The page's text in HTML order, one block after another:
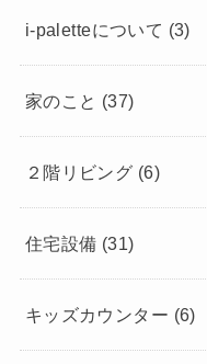
i-paletteについて (3)
家のこと (37)
２階リビング (6)
住宅設備 (31)
キッズカウンター (6)